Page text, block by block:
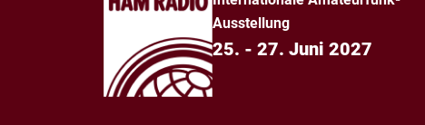
Ausstellung
25. - 27. Juni 2027